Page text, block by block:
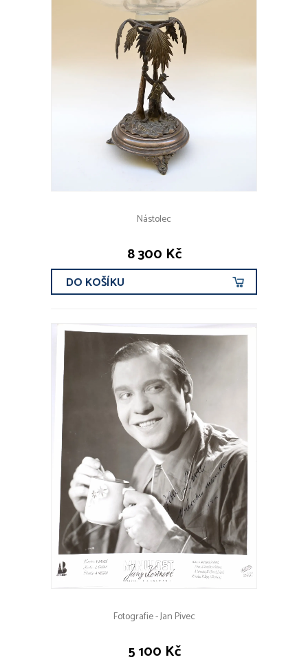
Nástolec
8 300 Kč
DO KOŠÍKU
Fotografie - Jan Pivec
5 100 Kč